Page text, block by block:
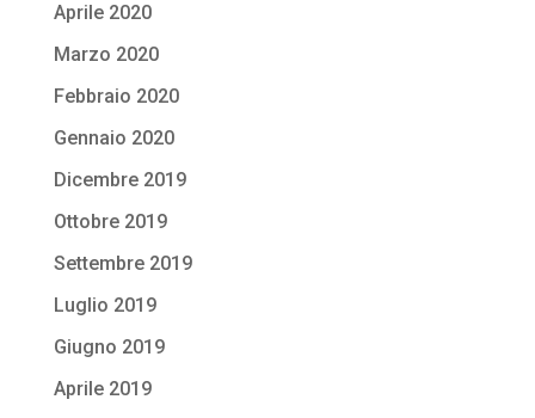
Aprile 2020
Marzo 2020
Febbraio 2020
Gennaio 2020
Dicembre 2019
Ottobre 2019
Settembre 2019
Luglio 2019
Giugno 2019
Aprile 2019